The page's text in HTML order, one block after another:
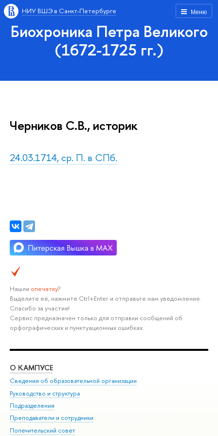
Меню
НИУ ВШЭ в Санкт-Петербурге
Биохроника Петра Великого
(1672-1725 гг.)
Черников С.В., историк
24.03.1714, ср. П. в СПб.
Нашли опечатку?
Выделите её, нажмите Ctrl+Enter и отправьте нам уведомление.
Спасибо за участие!
Сервис предназначен только для отправки сообщений об
орфографических и пунктуационных ошибках.
О КАМПУСЕ
Сведения об образовательной организации
Руководство и структура
Подразделения
Преподаватели и сотрудники
Попечительский совет